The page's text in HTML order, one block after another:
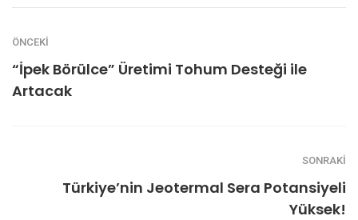
ÖNCEKI
“İpek Börülce” Üretimi Tohum Desteği ile
Artacak
SONRAKI
Türkiye’nin Jeotermal Sera Potansiyeli
Yüksek!